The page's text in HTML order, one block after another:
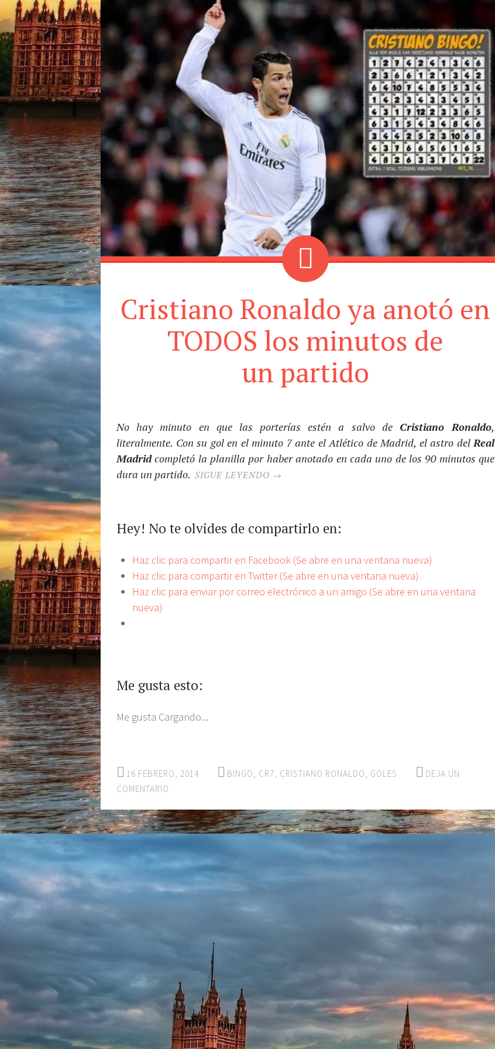
Cristiano Ronaldo ya anotó en
TODOS los minutos de
un partido
No hay minuto en que las porterías estén a salvo de Cristiano Ronaldo,
literalmente. Con su gol en el minuto 7 ante el Atlético de Madrid, el astro delReal
Madridcompletó la planilla por haber anotado en cada uno de los 90 minutos que
dura un partido. SIGUE LEYENDO →
Hey! No te olvides de compartirlo en:
Haz clic para compartir en Facebook (Se abre en una ventana nueva)
Haz clic para compartir en Twitter (Se abre en una ventana nueva)
Haz clic para enviar por correo electrónico a un amigo (Se abre en una ventana
nueva)
Me gusta esto:
Me gusta Cargando...
16 FEBRERO, 2014 BINGO, CR7, CRISTIANO RONALDO, GOLES
DEJA UN
COMENTARIO